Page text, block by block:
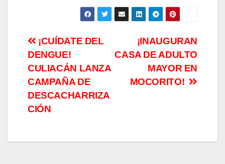
Navegación
de
entradas
¡INAUGURAN
CASA DE ADULTO
MAYOR EN
MOCORITO!
¡CUÍDATE DEL
DENGUE!
CULIACÁN LANZA
CAMPAÑA DE
DESCACHARRIZA
CIÓN